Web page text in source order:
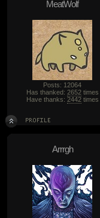
MeatWolf
Posts: 12064
Has thanked: 2652times
Have thanks: 2442times
Arrrgh